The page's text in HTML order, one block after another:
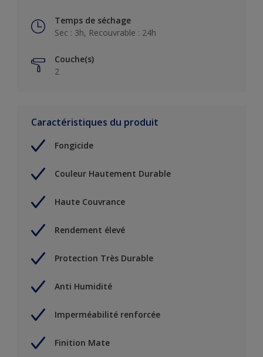
Temps de séchage
Sec : 3h, Recouvrable : 24h
Couche(s)
2
Caractéristiques du produit
Fongicide
Couleur Hautement Durable
Haute Couvrance
Rendement élevé
Protection Très Durable
Anti Humidité
Imperméabilité renforcée
Finition Mate